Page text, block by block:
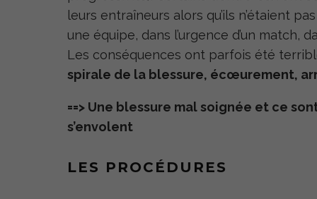
leurs entraîneurs alors qu’ils n’étaient
une équipe, dans l’urgence d’un match,
Les conséquences ont parfois été
spirale de la blessure, écœurement,
==> Une blessure mal soignée et ce
s’envolent
LES PROCÉDURES